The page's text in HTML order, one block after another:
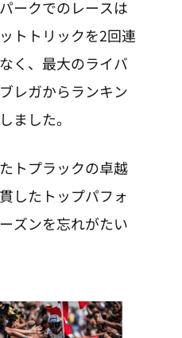
ークでのレースは
トトリックを2回連
く、最大のライバ
レガからランキン
ました。
トプラックの卓越
したトップパフォ
ズンを忘れがたい